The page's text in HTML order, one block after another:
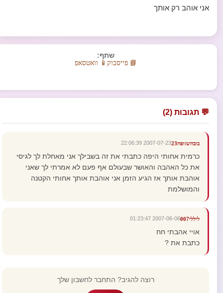
אני אוהב רק אותך
שתף:
📘 פייסבוק 📱 וואטסאפ
💬 תגובות (2)
בובהשזופה23 2007-07-23 22:06:39
כרמית אחותי היפה כתבתי את זה בשבילך אני מאחלת לך לגיסי
את כל האהבה והאושר שבעולם אף פעם לא אמרתי לך שאני
אוהבת אותך אז הגיע הזמן אני אוהבת אותך אחותי הקטנה
והמושלמת
ליללי007 2007-06-06 01:23:47
אויי אהבתי חח
כתבת את ?
רוצה להגיב? התחבר לחשבון שלך